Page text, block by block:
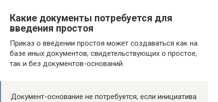
Какие документы потребуется для
введения простоя
Приказ о введении простоя может создаваться как на
базе иных документов, свидетельствующих о простое,
так и без документов-оснований.
Документ-основание не потребуется, если инициатива